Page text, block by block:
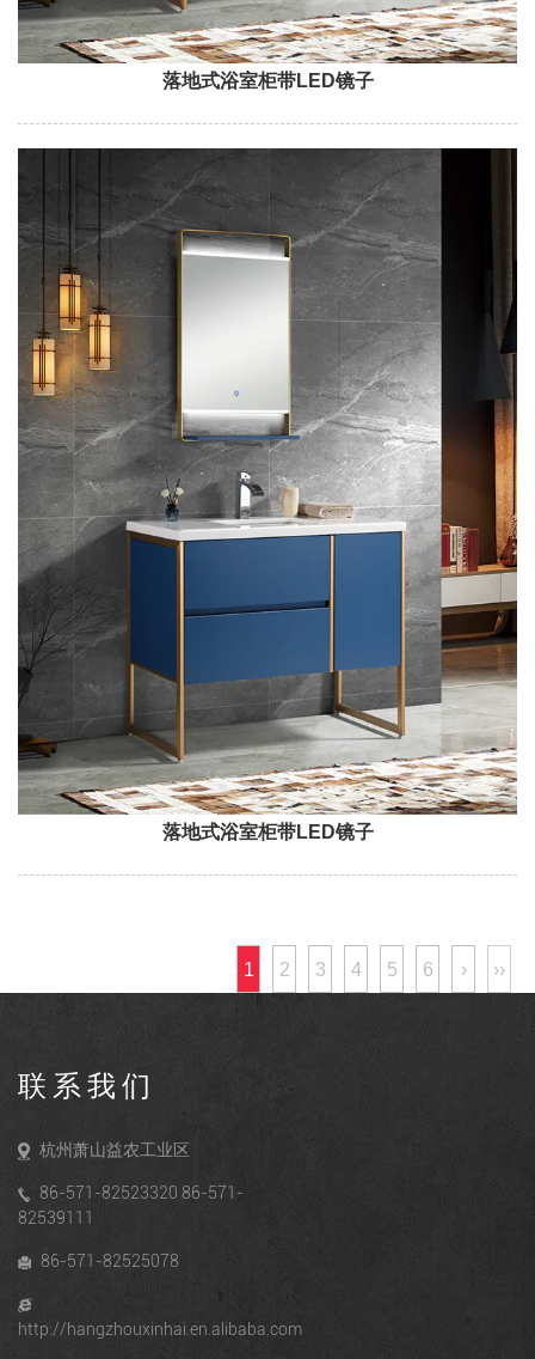
落地式浴室柜带LED镜子
落地式浴室柜带LED镜子
1 2 3 4 5 6 › ››
联系我们
杭州萧山益农工业区
86-571-82523320 86-571-
82539111
86-571-82525078
http://hangzhouxinhai.en.alibaba.com